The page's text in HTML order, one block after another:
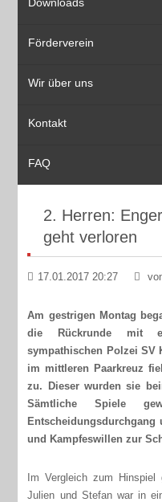
Förderverein
Wir über uns
Kontakt
FAQ
2. Herren:
geht verloren
17.01.2017 20:27
Am gestrigen Montag
die Rückrunde mit
sympathischen Polzei SV
im mittleren Paarkreuz
zu. Dieser wurden sie
Sämtliche Spiele
und Kampfeswillen zur
Im Vergleich zum
Julien und Stefan war in